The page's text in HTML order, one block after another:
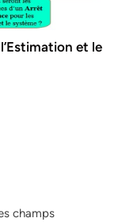
et le
champs